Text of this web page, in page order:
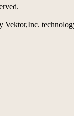
Vektor,Inc.